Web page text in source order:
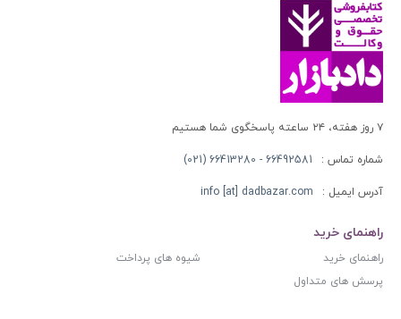
۷ روز هفته، ۲۴ ساعته پاسخگوی شما هستیم
شماره تماس : 66492581 - 66413280 (021)
آدرس ایمیل : info [at] dadbazar.com
راهنمای خرید
راهنمای خرید
شیوه های پرداخت
پرسش های متداول